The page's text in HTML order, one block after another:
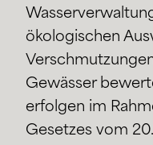
ökologischen
Gewässer
erfolgen im
Gesetzes vom